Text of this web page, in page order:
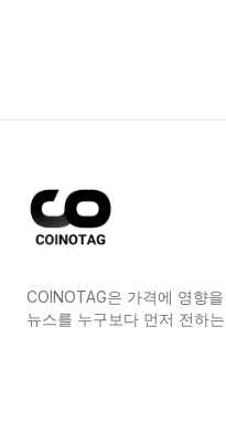
COINOTAG은 가격에 영향
뉴스를 누구보다 먼저 전하